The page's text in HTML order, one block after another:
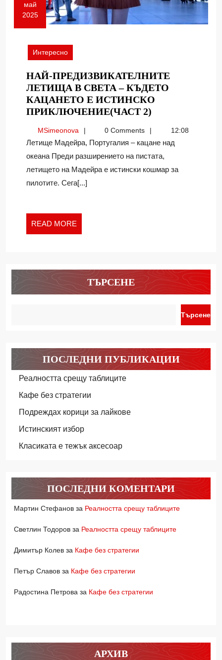
май
2025
03.05.2025
Интересно
НАЙ-ПРЕДИЗВИКАТЕЛНИТЕ
ЛЕТИЩА В СВЕТА – КЪДЕТО
КАЦАНЕТО Е ИСТИНСКО
ПРИКЛЮЧЕНИЕ(ЧАСТ 2)
ЛЕТИЩА
В
СВЕТА
–
MSimeonovaMSimeonova0 Comments 12:08
Летище Мадейра, Португалия – кацане над
океана Преди разширението на пистата,
летището на Мадейра е истински кошмар за
пилотите. Сега[...]
READ MORE
MORE
ТЪРСЕНЕ
Търсене
ПОСЛЕДНИ ПУБЛИКАЦИИ
Реалността срещу таблиците
Кафе без стратегии
Подреждах корици за лайкове
Истинският избор
Класиката е тежък аксесоар
ПОСЛЕДНИ КОМЕНТАРИ
Мартин Стефанов за Реалността срещу таблиците
Светлин Тодоров за Реалността срещу таблиците
Димитър Колев за Кафе без стратегии
Петър Славов за Кафе без стратегии
Радостина Петрова за Кафе без стратегии
АРХИВ